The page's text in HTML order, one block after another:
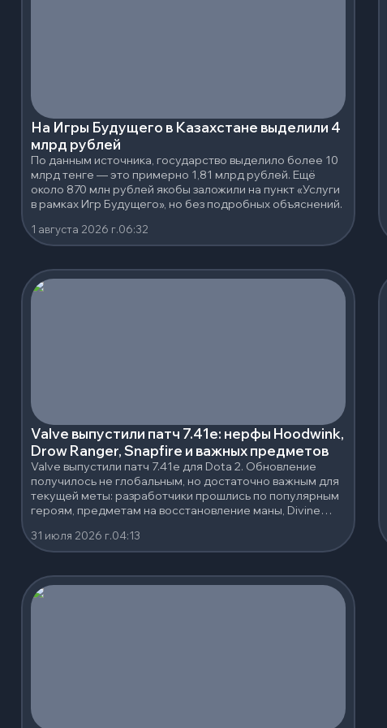
На Игры Будущего в Казахстане выделили 4
млрд рублей
По данным источника, государство выделило более 10
млрд тенге — это примерно 1,81 млрд рублей. Ещё
около 870 млн рублей якобы заложили на пункт «Услуги
в рамках Игр Будущего», но без подробных объяснений.
1 августа 2026 г.06:32
Valve выпустили патч 7.41e: нерфы Hoodwink,
Drow Ranger, Snapfire и важных предметов
Valve выпустили патч 7.41e для Dota 2. Обновление
получилось не глобальным, но достаточно важным для
текущей меты: разработчики прошлись по популярным
героям, предметам на восстановление маны, Divine
31 июля 2026 г.04:13